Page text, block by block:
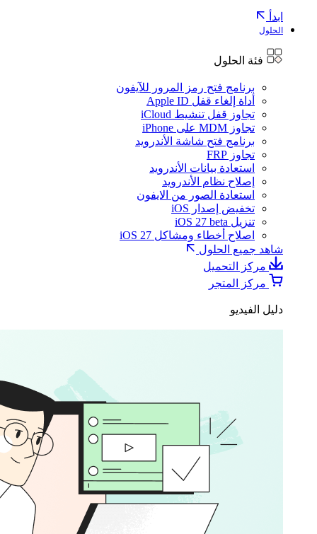
ابدأ
الحلول
فئة الحلول
برنامج فتح رمز المرور للآيفون
أداة إلغاء قفل Apple ID
تجاوز قفل تنشيط iCloud
تجاوز MDM على iPhone
برنامج فتح شاشة الأندرويد
تجاوز FRP
استعادة بيانات الأندرويد
إصلاح نظام الأندرويد
استعادة الصور من الايفون
تخفيض إصدار iOS
تنزيل iOS 27 beta
اصلاح أخطاء ومشاكل iOS 27
شاهد جميع الحلول
مركز التحميل
مركز المتجر
دليل الفيديو